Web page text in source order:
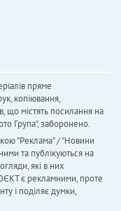
пряме
копіювання,
що містять посилання на
Група", заборонено.
"Реклама" / "Новини
та публікуються на
які в них
є рекламними, проте
і поділяє думки,